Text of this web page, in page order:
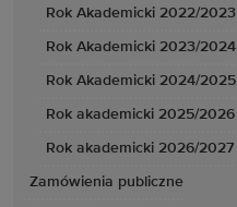
Rok Akademicki 2022/2023
Rok Akademicki 2023/2024
Rok Akademicki 2024/2025
Rok akademicki 2025/2026
Rok akademicki 2026/2027
Zamówienia publiczne